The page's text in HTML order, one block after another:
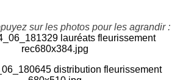
sur les photos pour les agrandir :